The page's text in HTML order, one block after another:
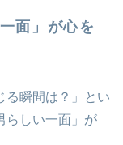
面」が心を
る瞬間は？」とい
らしい一面」が